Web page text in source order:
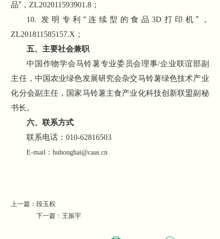
品”， ZL202011593901.8 ；
10. 发明专利“连续型的食品3D 打印机”，
ZL201811585157.X ；
五、主要社会兼职
中国作物学会马铃薯专业委员会理事/企业联谊部副
主任，中国农业绿色发展研究会杂交马铃薯绿色技术产业
化分会副主任，国家马铃薯主食产业化科技创新联盟副秘
书长。
六、联系方式
联系电话：010-62816503
E-mail ：huhonghai@caas.cn
上一篇：段玉权
下一篇： 王振宇